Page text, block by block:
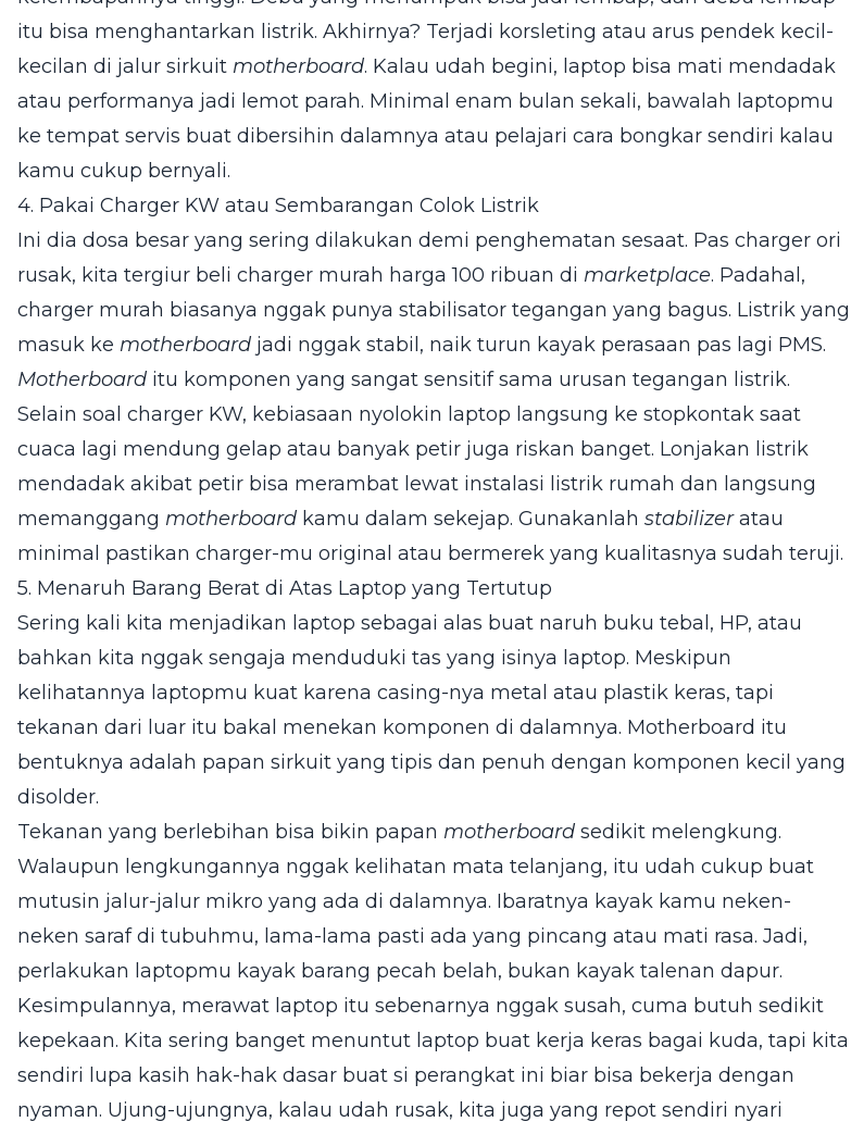
itu bisa menghantarkan listrik. Akhirnya? Terjadi korsleting atau arus pendek kecil-
kecilan di jalur sirkuit motherboard. Kalau udah begini, laptop bisa mati mendadak
atau performanya jadi lemot parah. Minimal enam bulan sekali, bawalah laptopmu
ke tempat servis buat dibersihin dalamnya atau pelajari cara bongkar sendiri kalau
kamu cukup bernyali.
4. Pakai Charger KW atau Sembarangan Colok Listrik
Ini dia dosa besar yang sering dilakukan demi penghematan sesaat. Pas charger ori
rusak, kita tergiur beli charger murah harga 100 ribuan di marketplace. Padahal,
charger murah biasanya nggak punya stabilisator tegangan yang bagus. Listrik yang
masuk ke motherboard jadi nggak stabil, naik turun kayak perasaan pas lagi PMS.
Motherboard itu komponen yang sangat sensitif sama urusan tegangan listrik.
Selain soal charger KW, kebiasaan nyolokin laptop langsung ke stopkontak saat
cuaca lagi mendung gelap atau banyak petir juga riskan banget. Lonjakan listrik
mendadak akibat petir bisa merambat lewat instalasi listrik rumah dan langsung
memanggang motherboard kamu dalam sekejap. Gunakanlah stabilizeratau
minimal pastikan charger-mu original atau bermerek yang kualitasnya sudah teruji.
5. Menaruh Barang Berat di Atas Laptop yang Tertutup
Sering kali kita menjadikan laptop sebagai alas buat naruh buku tebal, HP, atau
bahkan kita nggak sengaja menduduki tas yang isinya laptop. Meskipun
kelihatannya laptopmu kuat karena casing-nya metal atau plastik keras, tapi
tekanan dari luar itu bakal menekan komponen di dalamnya. Motherboard itu
bentuknya adalah papan sirkuit yang tipis dan penuh dengan komponen kecil yang
disolder.
Tekanan yang berlebihan bisa bikin papan motherboard sedikit melengkung.
Walaupun lengkungannya nggak kelihatan mata telanjang, itu udah cukup buat
mutusin jalur-jalur mikro yang ada di dalamnya. Ibaratnya kayak kamu neken-
neken saraf di tubuhmu, lama-lama pasti ada yang pincang atau mati rasa. Jadi,
perlakukan laptopmu kayak barang pecah belah, bukan kayak talenan dapur.
Kesimpulannya, merawat laptop itu sebenarnya nggak susah, cuma butuh sedikit
kepekaan. Kita sering banget menuntut laptop buat kerja keras bagai kuda, tapi kita
sendiri lupa kasih hak-hak dasar buat si perangkat ini biar bisa bekerja dengan
nyaman. Ujung-ujungnya, kalau udah rusak, kita juga yang repot sendiri nyari